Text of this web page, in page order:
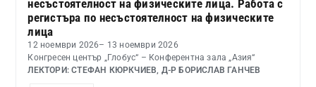
несъстоятелност на физическите лица. Работа с
регистъра по несъстоятелност на физическите
лица
12 ноември 2026– 13 ноември 2026
Конгресен център „Глобус“ – Конферентна зала „Азия“
ЛЕКТОРИ: СТЕФАН КЮРКЧИЕВ, Д-Р БОРИСЛАВ ГАНЧЕВ